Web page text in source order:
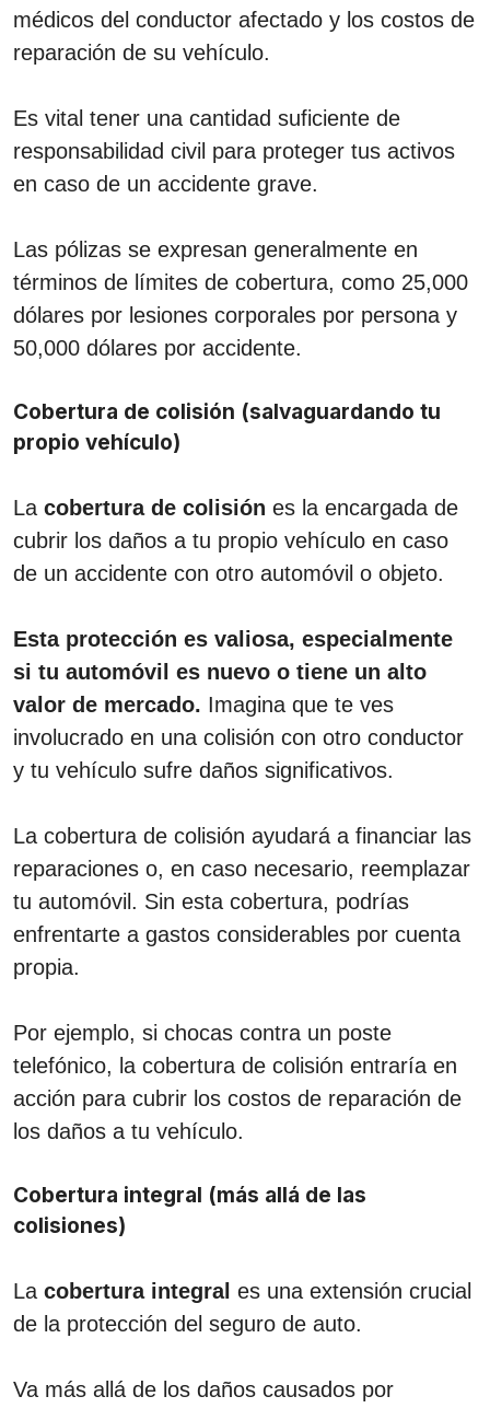
médicos del conductor afectado y los costos de
reparación de su vehículo.
Es vital tener una cantidad suficiente de
responsabilidad civil para proteger tus activos
en caso de un accidente grave.
Las pólizas se expresan generalmente en
términos de límites de cobertura, como 25,000
dólares por lesiones corporales por persona y
50,000 dólares por accidente.
Cobertura de colisión (salvaguardando tu
propio vehículo)
La cobertura de colisión es la encargada de
cubrir los daños a tu propio vehículo en caso
de un accidente con otro automóvil o objeto.
Esta protección es valiosa, especialmente
si tu automóvil es nuevo o tiene un alto
valor de mercado. Imagina que te ves
involucrado en una colisión con otro conductor
y tu vehículo sufre daños significativos.
La cobertura de colisión ayudará a financiar las
reparaciones o, en caso necesario, reemplazar
tu automóvil. Sin esta cobertura, podrías
enfrentarte a gastos considerables por cuenta
propia.
Por ejemplo, si chocas contra un poste
telefónico, la cobertura de colisión entraría en
acción para cubrir los costos de reparación de
los daños a tu vehículo.
Cobertura integral (más allá de las
colisiones)
La cobertura integral es una extensión crucial
de la protección del seguro de auto.
Va más allá de los daños causados por